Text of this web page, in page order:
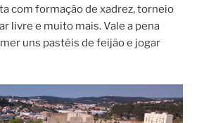
com formação de xadrez, torneio
livre e muito mais. Vale a pena
uns pastéis de feijão e jogar